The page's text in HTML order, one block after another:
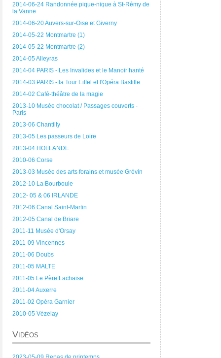
2014-06-24 Randonnée pique-nique à St-Rémy de
la Vanne
2014-06-20 Auvers-sur-Oise et Giverny
2014-05-22 Montmartre (1)
2014-05-22 Montmartre (2)
2014-05 Alleyras
2014-04 PARIS - Les Invalides et le Manoir hanté
2014-03 PARIS - la Tour Eiffel et l'Opéra Bastille
2014-02 Café-théâtre de la magie
2013-10 Musée chocolat / Passages couverts -
Paris
2013-06 Chantilly
2013-05 Les passeurs de Loire
2013-04 HOLLANDE
2010-06 Corse
2013-03 Musée des arts forains et musée Grévin
2012-10 La Bourboule
2012- 05 & 06 IRLANDE
2012-06 Canal Saint-Martin
2012-05 Canal de Briare
2011-11 Musée d'Orsay
2011-09 Vincennes
2011-06 Doubs
2011-05 MALTE
2011-05 Le Père Lachaise
2011-04 Auxerre
2011-02 Opéra Garnier
2010-05 Vézelay
Vidéos